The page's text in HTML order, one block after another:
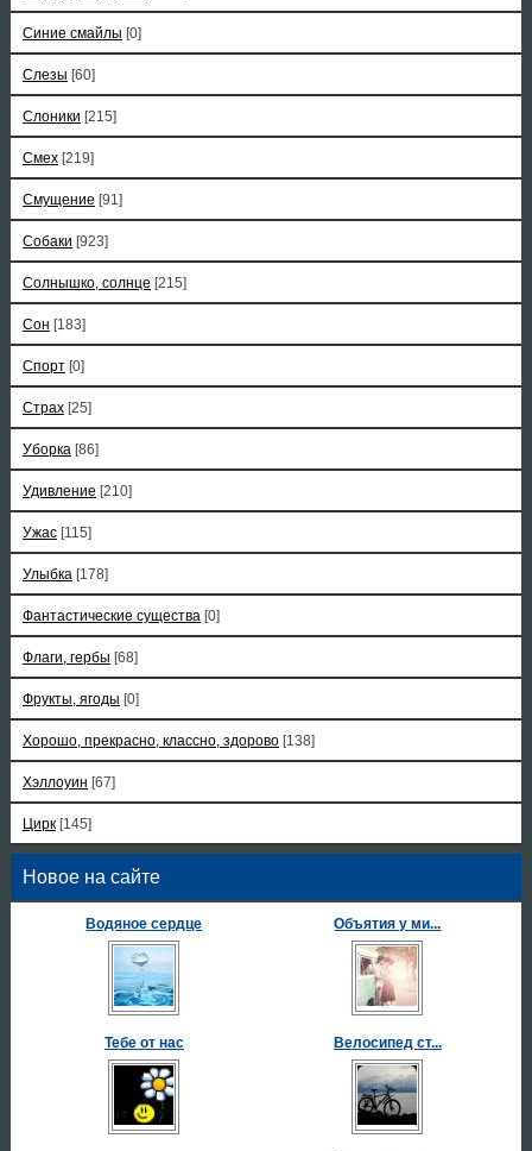
Синие смайлы [0]
Слезы [60]
Слоники [215]
Смех [219]
Смущение [91]
Собаки [923]
Солнышко, солнце [215]
Сон [183]
Спорт [0]
Страх [25]
Уборка [86]
Удивление [210]
Ужас [115]
Улыбка [178]
Фантастические существа [0]
Флаги, гербы [68]
Фрукты, ягоды [0]
Хорошо, прекрасно, классно, здорово [138]
Хэллоуин [67]
Цирк [145]
Новое на сайте
Водяное сердце Объятия у ми...
Тебе от нас Велосипед ст...